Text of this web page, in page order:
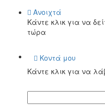
Ανοιχτά
Κάντε κλικ για να
τώρα
Κοντά μου
Κάντε κλικ για να